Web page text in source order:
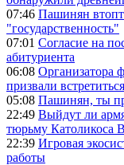
07:46 Пашинян
"государственность"
07:01 Согласие на
абитуриента
06:08 Организатора
призвали
05:08 Пашинян, ты
22:49 Выйдут ли
тюрьму Католикоса
22:39 Игровая
работы